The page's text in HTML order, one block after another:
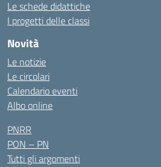
Le schede didattiche
I progetti delle classi
Novità
Le notizie
Le circolari
Calendario eventi
Albo online
PNRR
PON – PN
Tutti gli argomenti